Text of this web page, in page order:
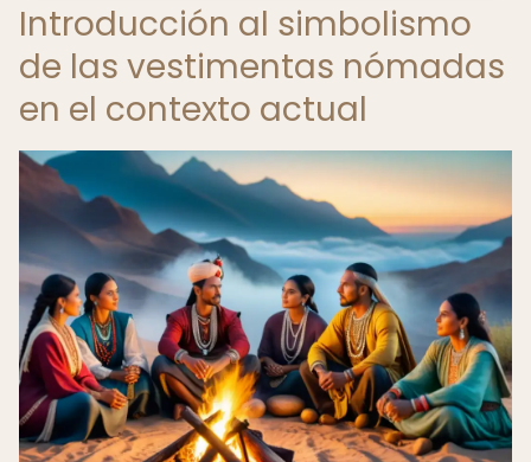
Introducción al simbolismo
de las vestimentas nómadas
en el contexto actual